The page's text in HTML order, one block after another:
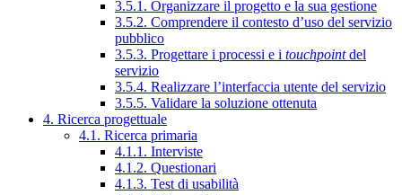
3.5.1. Organizzare il progetto e la sua gestione
3.5.2. Comprendere il contesto d’uso del servizio
pubblico
3.5.3. Progettare i processi e i touchpointdel
servizio
3.5.4. Realizzare l’interfaccia utente del servizio
3.5.5. Validare la soluzione ottenuta
4. Ricerca progettuale
4.1. Ricerca primaria
4.1.1. Interviste
4.1.2. Questionari
4.1.3. Test di usabilità